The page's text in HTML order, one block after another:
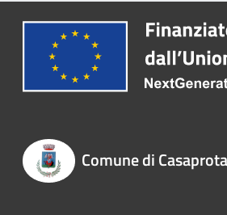
Comune di Casaprota